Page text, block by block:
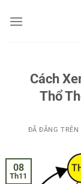
đến
Cách
Thổ
ĐÃ ĐĂNG TRÊN
08
Th11